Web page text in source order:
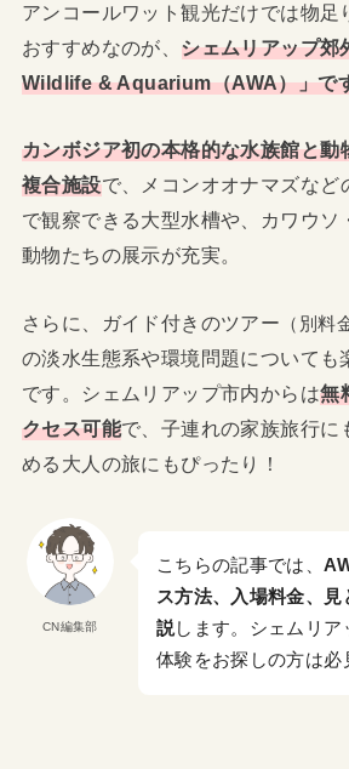
アンコールワット観光だけでは物
おすすめなのが、 シェムリアップ
Wildlife & Aquarium（AWA）」で
カンボジア初の本格的な水族館と動
複合施設で、メコンオオナマズなど
で観察できる大型水槽や、カワウソ
動物たちの展示が充実。
さらに、ガイド付きのツアー （別料
の淡水生態系や環境問題についても
です。シェムリアップ市内からは無
クセス可能で、子連れの家族旅行に
める大人の旅にもぴったり！
CN編集部
こちらの記事では、
ス方法、入場料金、
説します。シェムリア
体験をお探しの方は必